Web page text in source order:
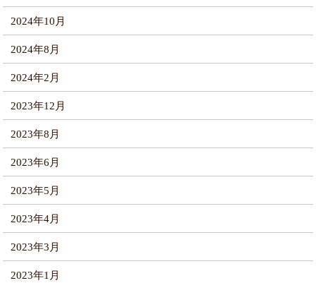
2024年10月
2024年8月
2024年2月
2023年12月
2023年8月
2023年6月
2023年5月
2023年4月
2023年3月
2023年1月